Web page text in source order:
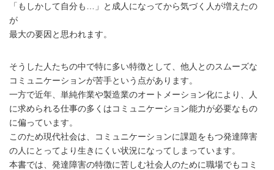
「もしかして自分も…」と成人になってから気づく人が増えたの
が
最大の要因と思われます。
そうした人たちの中で特に多い特徴として、他人とのスムーズな
コミュニケーションが苦手という点があります。
一方で近年、単純作業や製造業のオートメーション化により、人
に求められる仕事の多くはコミュニケーション能力が必要なもの
に偏っています。
このため現代社会は、コミュニケーションに課題をもつ発達障害
の人にとってより生きにくい状況になってしまっています。
本書では、発達障害の特徴に苦しむ社会人のために職場でもコミ